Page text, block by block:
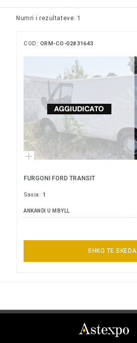
Numri i rezultateve: 1
COD: ORM-CO-02#31643
FURGONI FORD TRANSIT
Sasia: 1
ANKANDI U MBYLL
SHKO TE SKEDA